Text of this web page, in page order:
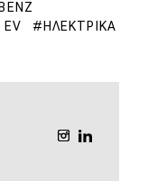
EV
ΗΛΕΚΤΡΙΚΆ